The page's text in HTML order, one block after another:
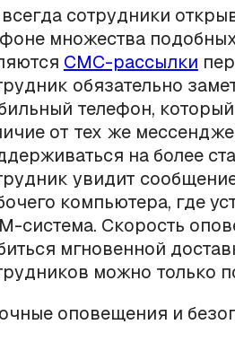
сотрудники
множества
СМС-рассылки
обязательно
телефон,
от тех же
на более
увидит
компьютера, где
система. Скорость
мгновенной
можно только
оповещения и